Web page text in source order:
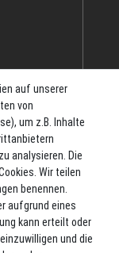
auf unserer
von
um z.B. Inhalte
analysieren. Die
Wir teilen
benennen.
aufgrund eines
kann erteilt oder
und die